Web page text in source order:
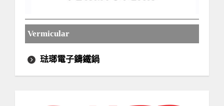
Vermicular
琺瑯電子鑄鐵鍋